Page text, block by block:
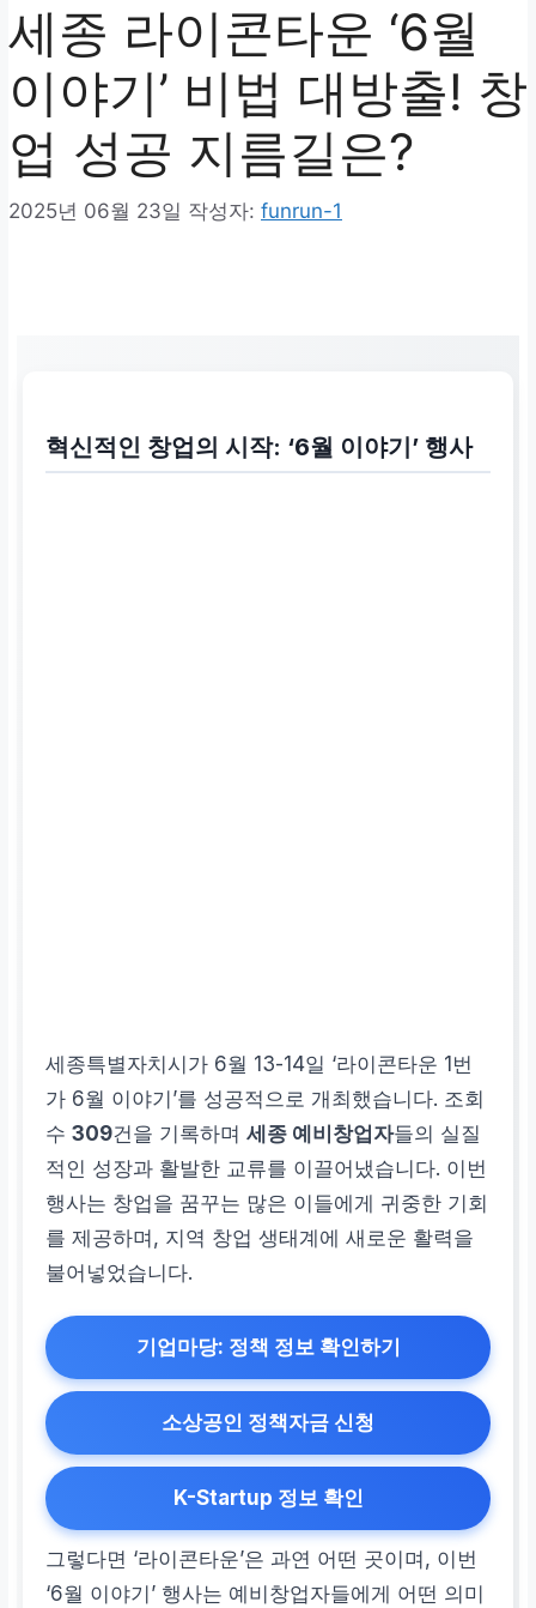
세종 라이콘타운 ‘6월
이야기’ 비법 대방출! 창
업 성공 지름길은?
2025년 06월 23일 작성자: funrun-1
혁신적인 창업의 시작: ‘6월 이야기’ 행사
세종특별자치시가 6월 13-14일 ‘라이콘타운 1번
가 6월 이야기’를 성공적으로 개최했습니다. 조회
수309건을 기록하며세종 예비창업자들의 실질
적인 성장과 활발한 교류를 이끌어냈습니다. 이번
행사는 창업을 꿈꾸는 많은 이들에게 귀중한 기회
를 제공하며, 지역 창업 생태계에 새로운 활력을
불어넣었습니다.
기업마당: 정책 정보 확인하기
소상공인 정책자금 신청
K-Startup 정보 확인
그렇다면 ‘라이콘타운’은 과연 어떤 곳이며, 이번
‘6월 이야기’ 행사는 예비창업자들에게 어떤 의미